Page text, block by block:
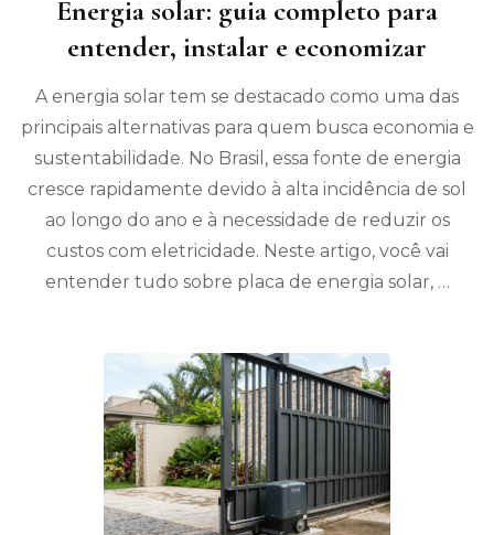
Energia solar: guia completo para
entender, instalar e economizar
A energia solar tem se destacado como uma das
principais alternativas para quem busca economia e
sustentabilidade. No Brasil, essa fonte de energia
cresce rapidamente devido à alta incidência de sol
ao longo do ano e à necessidade de reduzir os
custos com eletricidade. Neste artigo, você vai
entender tudo sobre placa de energia solar, …